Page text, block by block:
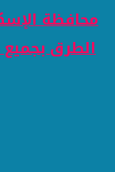
محافظة
الطرق بجميع